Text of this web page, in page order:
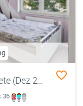
🪻 Gästezimmer zur Zwischenmiete (Dez 26 - Feb 27)
36